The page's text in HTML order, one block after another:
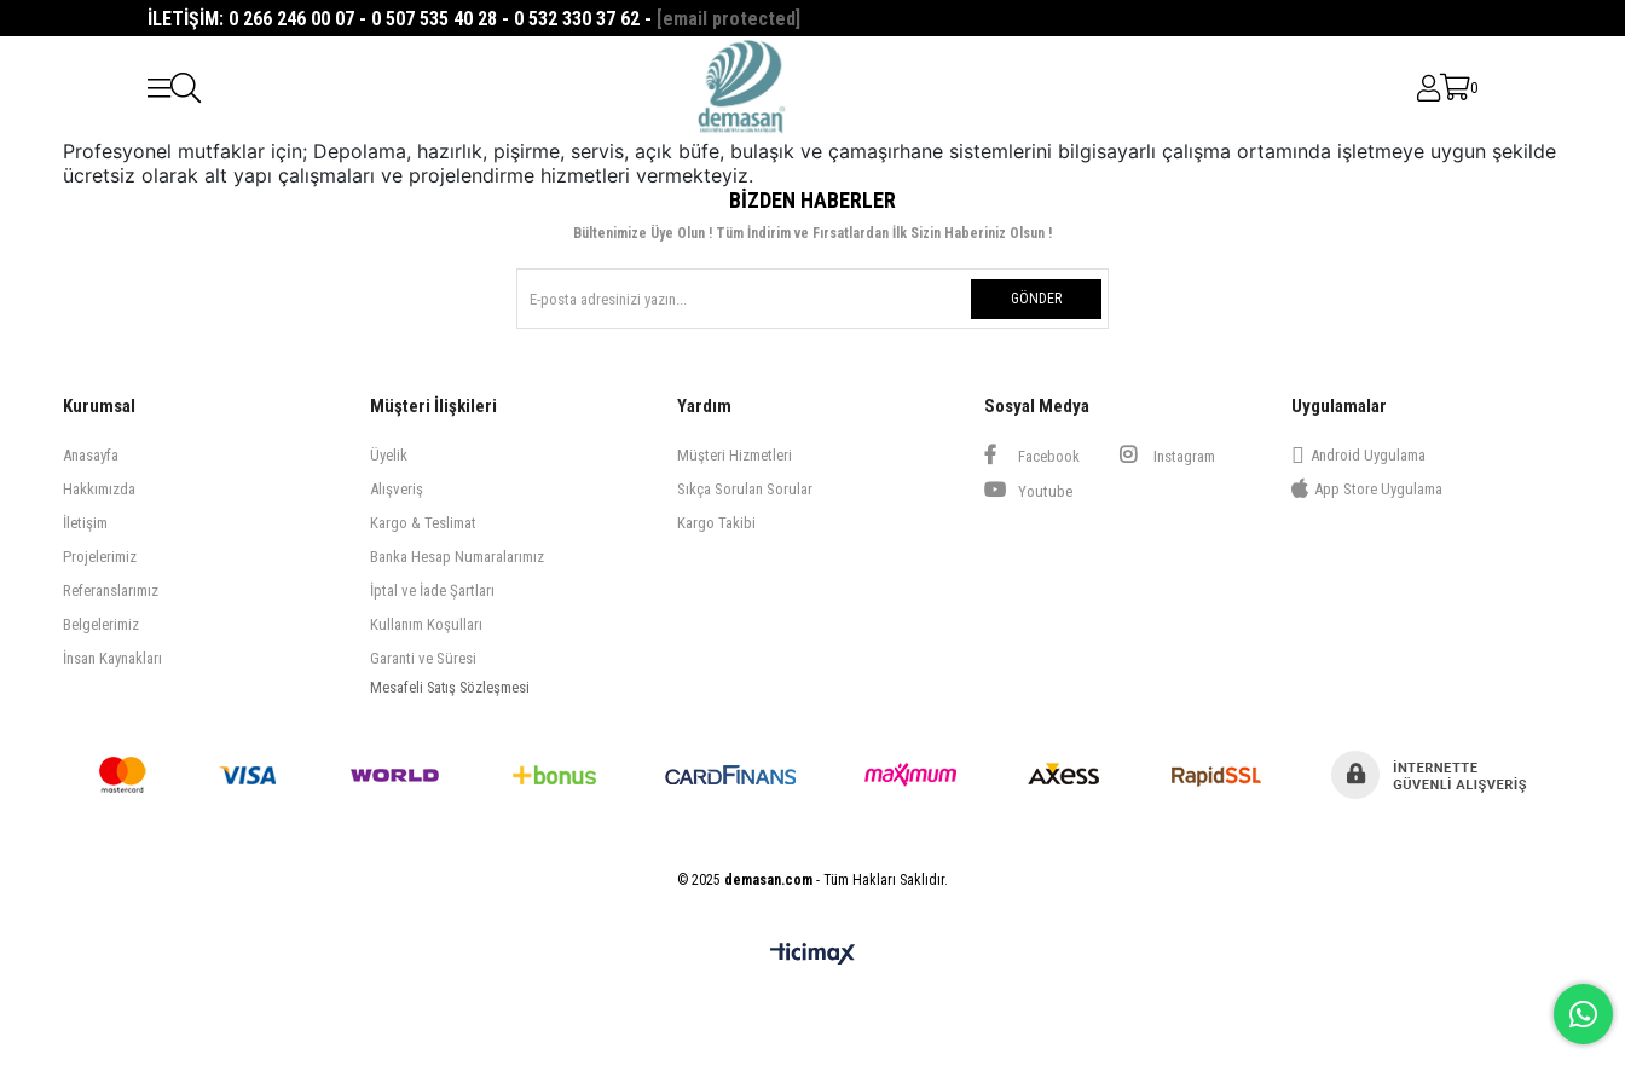
İLETİŞİM: 0 266 246 00 07 - 0 507 535 40 28 - 0 532 330 37 62 - [email protected]
0
Profesyonel mutfaklar için; Depolama, hazırlık, pişirme, servis, açık büfe, bulaşık ve çamaşırhane sistemlerini bilgisayarlı çalışma ortamında işletmeye uygun şekilde
ücretsiz olarak alt yapı çalışmaları ve projelendirme hizmetleri vermekteyiz.
BIZDEN HABERLER
Bültenimize Üye Olun ! Tüm İndirim ve Fırsatlardan İlk Sizin Haberiniz Olsun !
GÖNDER
Kurumsal
Anasayfa
Hakkımızda
İletişim
Projelerimiz
Referanslarımız
Belgelerimiz
İnsan Kaynakları
Müşteri İlişkileri
Üyelik
Alışveriş
Kargo & Teslimat
Banka Hesap Numaralarımız
İptal ve İade Şartları
Kullanım Koşulları
Garanti ve Süresi
Mesafeli Satış Sözleşmesi
Yardım
Müşteri Hizmetleri
Sıkça Sorulan Sorular
Kargo Takibi
Sosyal Medya
Facebook
Instagram
Youtube
Uygulamalar
Android Uygulama
App Store Uygulama
© 2025 demasan.com - Tüm Hakları Saklıdır.